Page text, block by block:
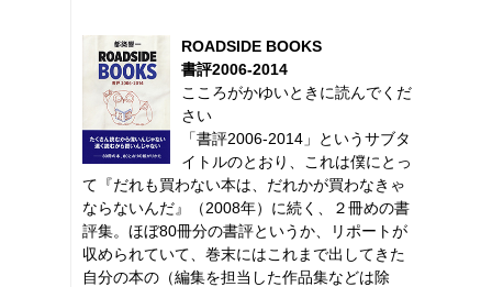
ROADSIDE BOOKS
書評2006-2014
こころがかゆいときに読んでくだ
さい
「書評2006-2014」というサブタ
イトルのとおり、これは僕にとっ
て『だれも買わない本は、だれかが買わなきゃ
ならないんだ』（2008年）に続く、２冊めの書
評集。ほぼ80冊分の書評というか、リポートが
収められていて、巻末にはこれまで出してきた
自分の本の（編集を担当した作品集などは除